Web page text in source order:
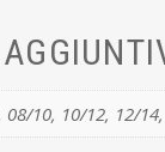
08/10, 10/12, 12/